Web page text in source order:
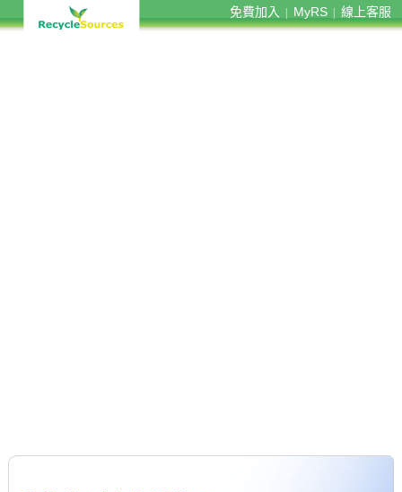
免費加入 MyRS 線上客服